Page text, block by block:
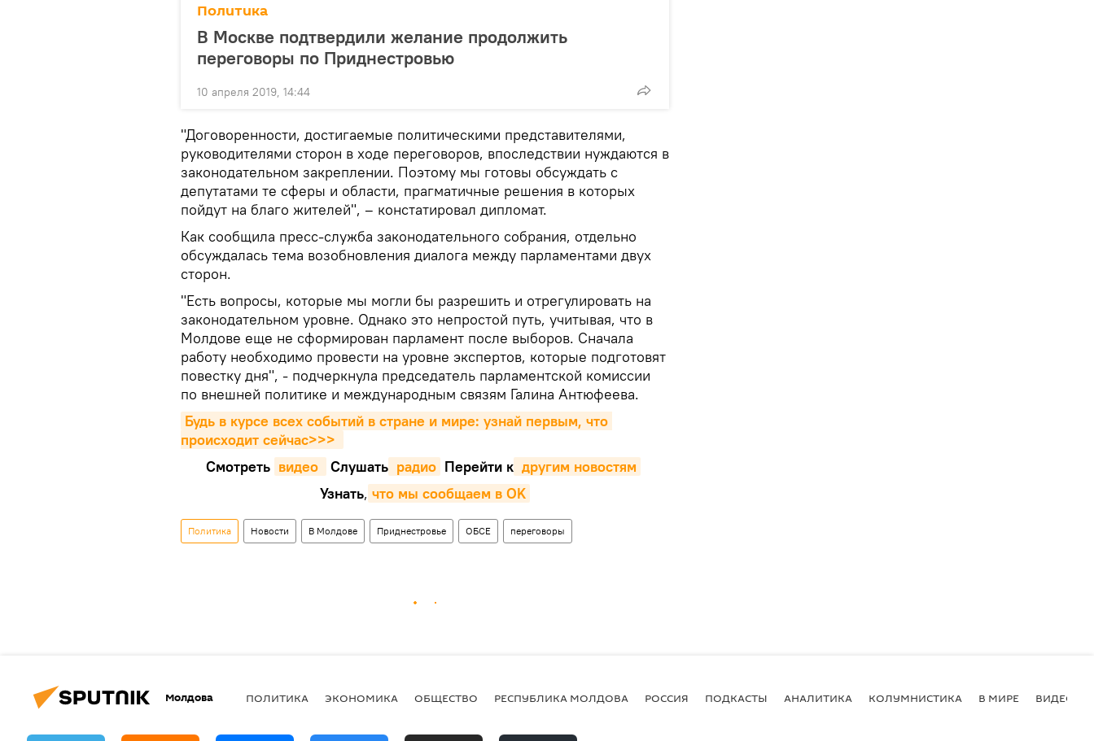
Политика
В Москве подтвердили желание продолжить
переговоры по Приднестровью
10 апреля 2019, 14:44
"Договоренности, достигаемые политическими представителями,
руководителями сторон в ходе переговоров, впоследствии нуждаются в
законодательном закреплении. Поэтому мы готовы обсуждать с
депутатами те сферы и области, прагматичные решения в которых
пойдут на благо жителей", – констатировал дипломат.
Как сообщила пресс-служба законодательного собрания, отдельно
обсуждалась тема возобновления диалога между парламентами двух
сторон.
"Есть вопросы, которые мы могли бы разрешить и отрегулировать на
законодательном уровне. Однако это непростой путь, учитывая, что в
Молдове еще не сформирован парламент после выборов. Сначала
работу необходимо провести на уровне экспертов, которые подготовят
повестку дня", - подчеркнула председатель парламентской комиссии
по внешней политике и международным связям Галина Антюфеева.
Будь в курсе всех событий в стране и мире: узнай первым, что
происходит сейчаc>>>
Смотреть видео Cлушать радио Перейти к другим новостям
Узнать, что мы сообщаем в OK
Политика Новости В Молдове Приднестровье ОБСЕ переговоры
Молдова ПОЛИТИКА ЭКОНОМИКА ОБЩЕСТВО РЕСПУБЛИКА МОЛДОВА РОССИЯ ПОДКАСТЫ АНАЛИТИКА КОЛУМНИСТИКА В МИРЕ ВИДЕО